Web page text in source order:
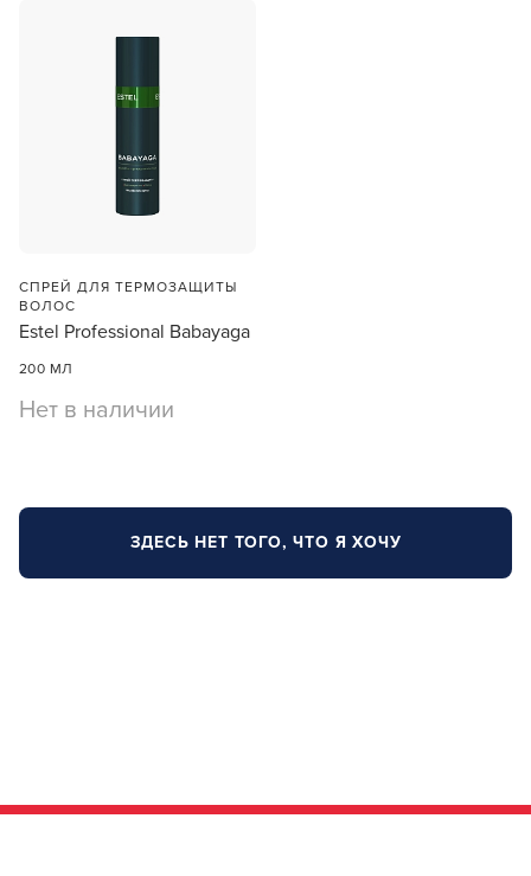
СПРЕЙ ДЛЯ ТЕРМОЗАЩИТЫ
ВОЛОС
Estel Professional Babayaga
200 МЛ
Нет в наличии
ЗДЕСЬ НЕТ ТОГО, ЧТО Я ХОЧУ